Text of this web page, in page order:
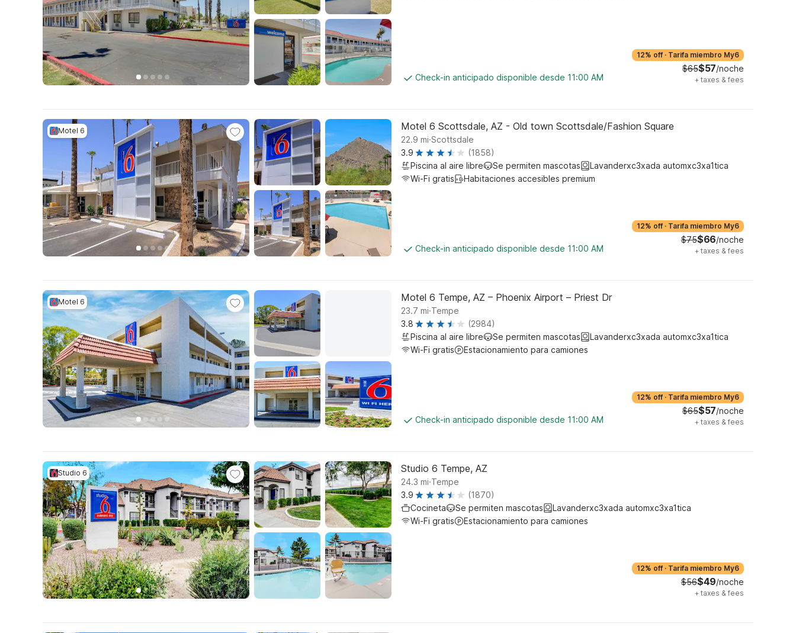
Check-in anticipado disponible desde 11:00 AM
12% off · Tarifa miembro My6
$65$57/noche
+ taxes & fees
Motel 6 Motel 6 Scottsdale, AZ - Old town Scottsdale/Fashion Square
22.9 mi.Scottsdale
3.9
(1858)
Piscina al aire libre
Se permiten mascotas
Lavanderxc3xada automxc3xa1tica
Wi-Fi gratis
Habitaciones accesibles premium
Check-in anticipado disponible desde 11:00 AM
12% off · Tarifa miembro My6
$75$66/noche
+ taxes & fees
Motel 6 Motel 6 Tempe, AZ – Phoenix Airport – Priest Dr
23.7 mi.Tempe
3.8
(2984)
Piscina al aire libre
Se permiten mascotas
Lavanderxc3xada automxc3xa1tica
Wi-Fi gratis
Estacionamiento para camiones
Check-in anticipado disponible desde 11:00 AM
12% off · Tarifa miembro My6
$65$57/noche
+ taxes & fees
Studio 6 Studio 6 Tempe, AZ
24.3 mi.Tempe
3.9
(1870)
Cocineta
Se permiten mascotas
Lavanderxc3xada automxc3xa1tica
Wi-Fi gratis
Estacionamiento para camiones
12% off · Tarifa miembro My6
$56$49/noche
+ taxes & fees